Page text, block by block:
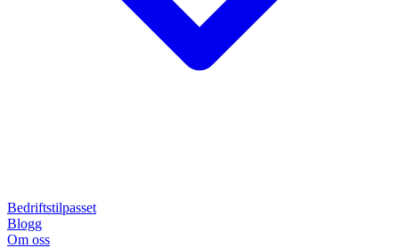
Bedriftstilpasset
Blogg
Om oss